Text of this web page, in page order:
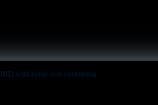
with heme iron containing